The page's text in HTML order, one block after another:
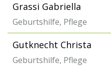
Grassi Gabriella
Geburtshilfe, Pflege
Gutknecht Christa
Geburtshilfe, Pflege